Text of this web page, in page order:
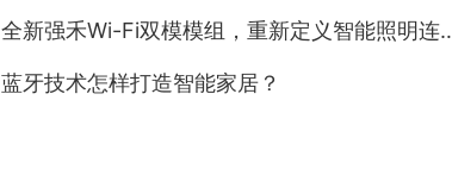
全新强禾Wi-Fi双模模组，重新定义智能照明连接方式！
蓝牙技术怎样打造智能家居？